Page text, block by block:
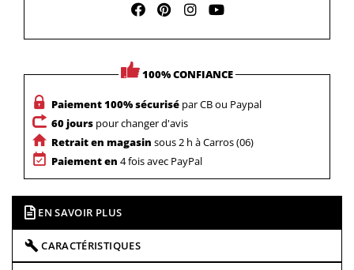
100% CONFIANCE
Paiement 100% sécurisé par CB ou Paypal
60 jours pour changer d'avis
Retrait en magasin sous 2 h à Carros (06)
Paiement en 4 fois avec PayPal
EN SAVOIR PLUS
CARACTÉRISTIQUES